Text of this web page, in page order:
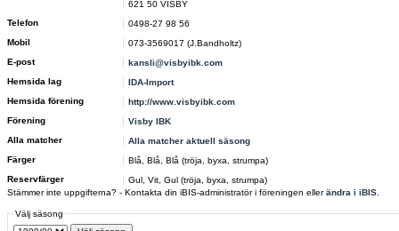
621 50 VISBY
Telefon
0498-27 98 56
Mobil
073-3569017 (J.Bandholtz)
E-post
kansli@visbyibk.com
Hemsida lag
IDA-Import
Hemsida förening
http://www.visbyibk.com
Förening
Visby IBK
Alla matcher
Alla matcher aktuell säsong
Färger
Blå, Blå, Blå (tröja, byxa, strumpa)
Reservfärger
Gul, Vit, Gul (tröja, byxa, strumpa)
Stämmer inte uppgifterna? - Kontakta din iBIS-administratör i föreningen ellerändra i iBIS
Välj säsong